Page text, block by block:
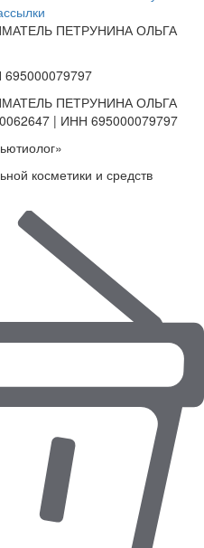
ПЕТРУНИНА ОЛЬГА
ПЕТРУНИНА ОЛЬГА
| ИНН 695000079797
косметики и средств